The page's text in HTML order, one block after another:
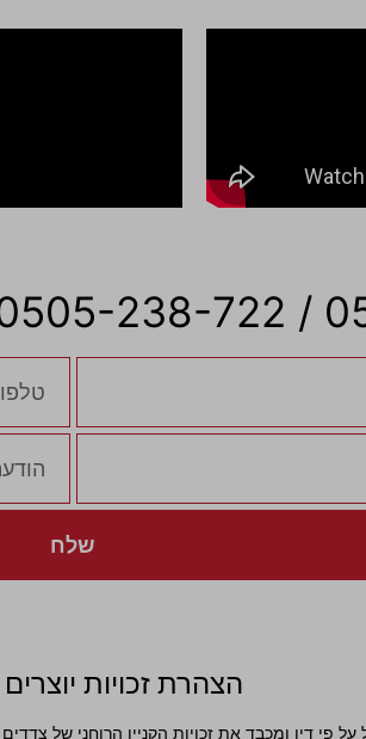
שלח
הצהרת זכויות
פי דין ומכבד את זכויות הקניין הרוחני של